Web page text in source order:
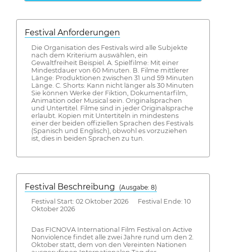
Festival Anforderungen
Die Organisation des Festivals wird alle Subjekte
nach dem Kriterium auswählen, ein
Gewaltfreiheit Beispiel. A. Spielfilme: Mit einer
Mindestdauer von 60 Minuten. B. Filme mittlerer
Länge: Produktionen zwischen 31 und 59 Minuten
Länge. C. Shorts: Kann nicht länger als 30 Minuten
Sie können Werke der Fiktion, Dokumentarfilm,
Animation oder Musical sein. Originalsprachen
und Untertitel. Filme sind in jeder Originalsprache
erlaubt. Kopien mit Untertiteln in mindestens
einer der beiden offiziellen Sprachen des Festivals
(Spanisch und Englisch), obwohl es vorzuziehen
ist, dies in beiden Sprachen zu tun.
Festival Beschreibung
(Ausgabe: 8)
Festival Start: 02 Oktober 2026 Festival Ende: 10
Oktober 2026
Das FICNOVA International Film Festival on Active
Nonviolence findet alle zwei Jahre rund um den 2.
Oktober statt, dem von den Vereinten Nationen